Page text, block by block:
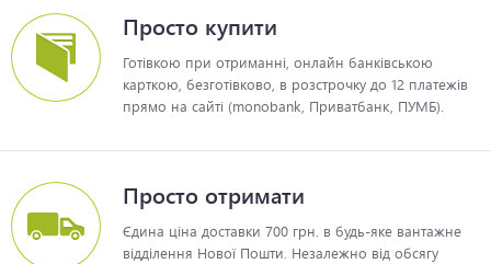
Просто купити
Готівкою при отриманні, онлайн банківською
карткою, безготівково, в розстрочку до 12 платежів
прямо на сайті (monobank, Приватбанк, ПУМБ).
Просто отримати
Єдина ціна доставки 700 грн. в будь-яке вантажне
відділення Нової Пошти. Незалежно від обсягу